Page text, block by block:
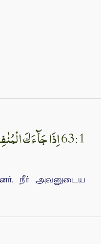
63:1 اِذَا جَآءَكَ الْمُنٰفِقُوْنَ قَالُوْا نَشْهَدُ اِنَّكَ لَرَسُوْلُ اللّٰهِ ‌ۘ وَاللّٰهُ يَعْلَمُ اِنَّكَ لَرَسُوْلُهٗ ؕ وَاللّٰهُ يَشْهَدُ اِنَّ الْمُنٰفِقِيْنَ لَـكٰذِبُوْنَ‌ ۚ‏
நீர் அவனுடைய